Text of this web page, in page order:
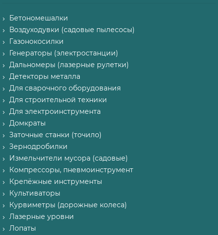
Бетономешалки
Воздуходувки (садовые пылесосы)
Газонокосилки
Генераторы (электростанции)
Дальномеры (лазерные рулетки)
Детекторы металла
Для сварочного оборудования
Для строительной техники
Для электроинструмента
Домкраты
Заточные станки (точило)
Зернодробилки
Измельчители мусора (садовые)
Компрессоры, пневмоинструмент
Крепёжные инструменты
Культиваторы
Курвиметры (дорожные колеса)
Лазерные уровни
Лопаты